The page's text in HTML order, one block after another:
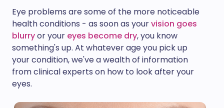
Eye problems are some of the more noticeable
health conditions - as soon as yourvision goes
blurryor your eyes become dry, you know
something's up. At whatever age you pick up
your condition, we've a wealth of information
from clinical experts on how to look after your
eyes.